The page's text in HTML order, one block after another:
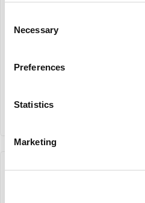
Selection
Necessary
Preferences
Statistics
Marketing